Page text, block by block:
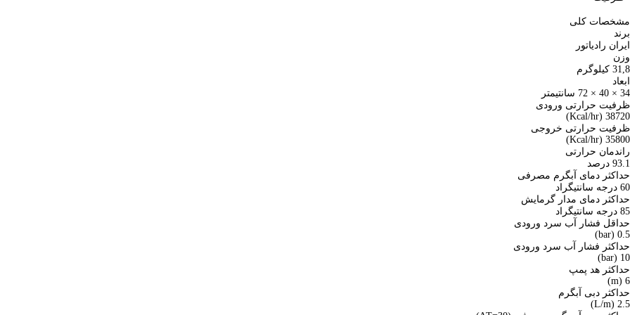
مشخصات کلی
برند
ایران رادیاتور
وزن
31,8 کیلوگرم
ابعاد
34 × 40 × 72 سانتیمتر
ظرفیت حرارتی ورودی
38720 (Kcal/hr)
ظرفیت حرارتی خروجی
35800 (Kcal/hr)
راندمان حرارتی
93.1 درصد
حداکثر دمای آبگرم مصرفی
60 درجه سانتیگراد
حداکثر دمای مدار گرمایش
85 درجه سانتیگراد
حداقل فشار آب سرد ورودی
0.5 (bar)
حداکثر فشار آب سرد ورودی
10 (bar)
حداکثر هد پمپ
6 (m)
حداکثر دبی آبگرم
2.5 (L/m)